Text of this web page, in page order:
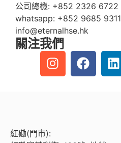
公司總機: +852 2326 6722
whatsapp: +852 9685 9311
info@eternalhse.hk
關注我們
紅磡(門市):